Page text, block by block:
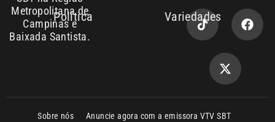
Copyright © 2026. Todos os direitos
reservados | Empresa de Comunicação PRM
Política de privacidade